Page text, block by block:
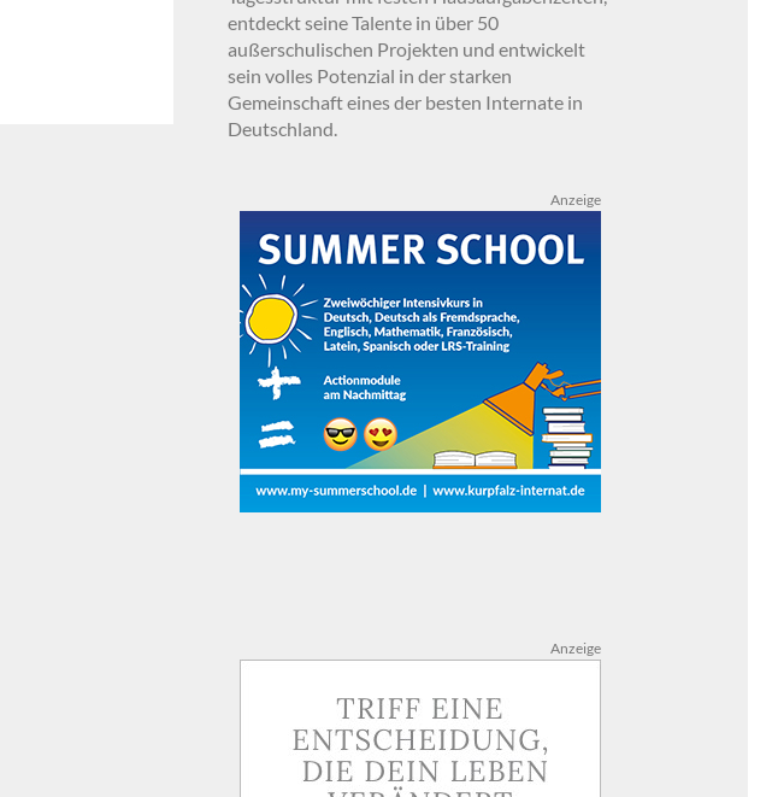
entdeckt seine Talente in über 50
außerschulischen Projekten und entwickelt
sein volles Potenzial in der starken
Gemeinschaft eines der besten Internate in
Deutschland.
Anzeige
Anzeige